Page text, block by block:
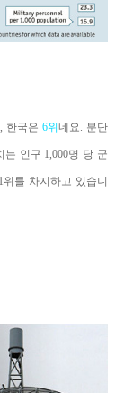
한국은 6위네요. 분단
인구 1,000명 당 군
를 차지하고 있습니